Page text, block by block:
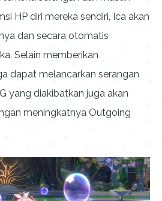
HP diri mereka sendiri, Ica akan
dan secara otomatis
Selain memberikan
dapat melancarkan serangan
yang diakibatkan juga akan
meningkatnya Outgoing